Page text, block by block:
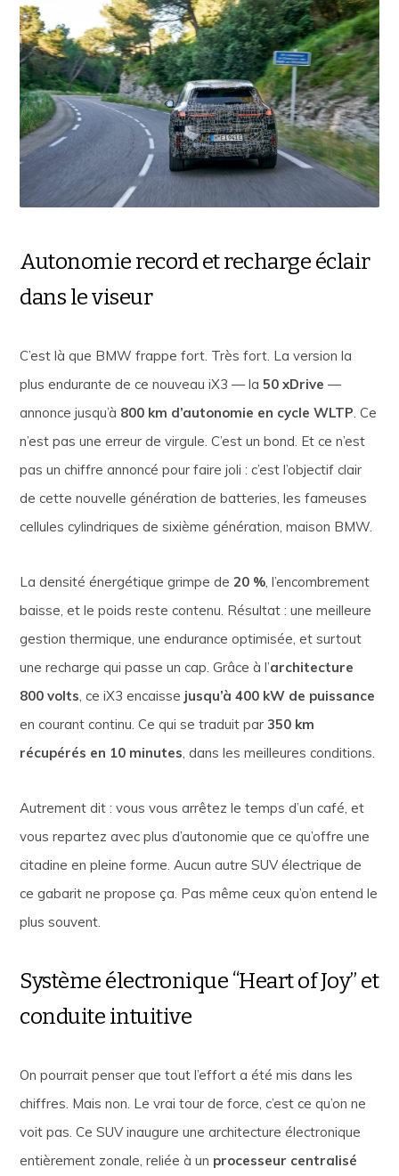
Autonomie record et recharge éclair
dans le viseur
C’est là que BMW frappe fort. Très fort. La version la
plus endurante de ce nouveau iX3 — la50 xDrive —
annonce jusqu’à 800 km d’autonomie en cycle WLTP. Ce
n’est pas une erreur de virgule. C’est un bond. Et ce n’est
pas un chiffre annoncé pour faire joli : c’est l’objectif clair
de cette nouvelle génération de batteries, les fameuses
cellules cylindriques de sixième génération, maison BMW.
La densité énergétique grimpe de20 %, l’encombrement
baisse, et le poids reste contenu. Résultat : une meilleure
gestion thermique, une endurance optimisée, et surtout
une recharge qui passe un cap. Grâce à l’architecture
800 volts, ce iX3 encaisse jusqu’à 400 kW de puissance
en courant continu. Ce qui se traduit par 350 km
récupérés en 10 minutes, dans les meilleures conditions.
Autrement dit : vous vous arrêtez le temps d’un café, et
vous repartez avec plus d’autonomie que ce qu’offre une
citadine en pleine forme. Aucun autre SUV électrique de
ce gabarit ne propose ça. Pas même ceux qu’on entend le
plus souvent.
Système électronique “Heart of Joy” et
conduite intuitive
On pourrait penser que tout l’effort a été mis dans les
chiffres. Mais non. Le vrai tour de force, c’est ce qu’on ne
voit pas. Ce SUV inaugure une architecture électronique
entièrement zonale, reliée à un processeur centralisé